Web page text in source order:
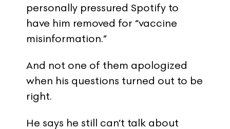
personally pressured Spotify to
have him removed for “vaccine
misinformation.”
And not one of them apologized
when his questions turned out to be
right.
He says he still can’t talk about